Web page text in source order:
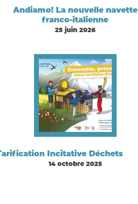
Andiamo! La nouvelle navette
franco-italienne
25 juin 2026
Incitative Déchets
14 octobre 2025